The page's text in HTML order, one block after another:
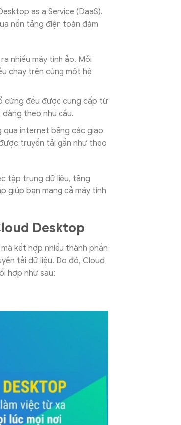
as a Service (DaaS).
nền tảng điện toán đám
nhiều máy tính ảo. Mỗi
chạy trên cùng một hệ
cứng đều được cung cấp từ
theo nhu cầu.
internet bằng các giao
truyền tải gần như theo
tập trung dữ liệu, tăng
giúp bạn mang cả máy tính
Desktop
kết hợp nhiều thành phần
tải dữ liệu. Do đó, Cloud
hợp như sau: